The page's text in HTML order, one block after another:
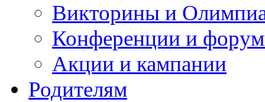
Викторины и
Конференции и
Акции и кампании
Родителям